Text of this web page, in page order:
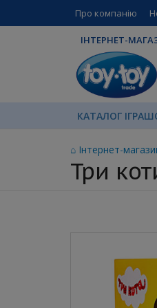
Про компанію
ІНТЕРНЕТ-
КАТАЛОГ
⌂ Інтернет-
Три